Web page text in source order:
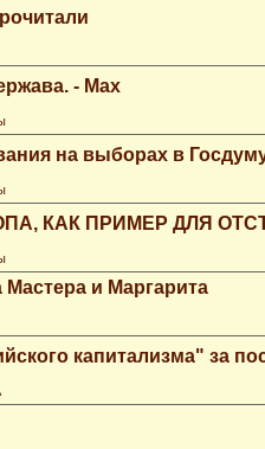
- Max
на выборах в
КАК ПРИМЕР ДЛЯ
и Маргарита
капитализма" за